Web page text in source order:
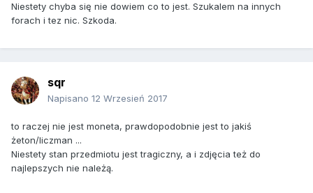
Niestety chyba się nie dowiem co to jest. Szukalem na innych
forach i tez nic. Szkoda.
sqr
Napisano 12 Wrzesień 2017
to raczej nie jest moneta, prawdopodobnie jest to jakiś
żeton/liczman ...
Niestety stan przedmiotu jest tragiczny, a i zdjęcia też do
najlepszych nie należą.